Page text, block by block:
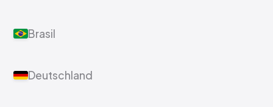
Brasil
Deutschland